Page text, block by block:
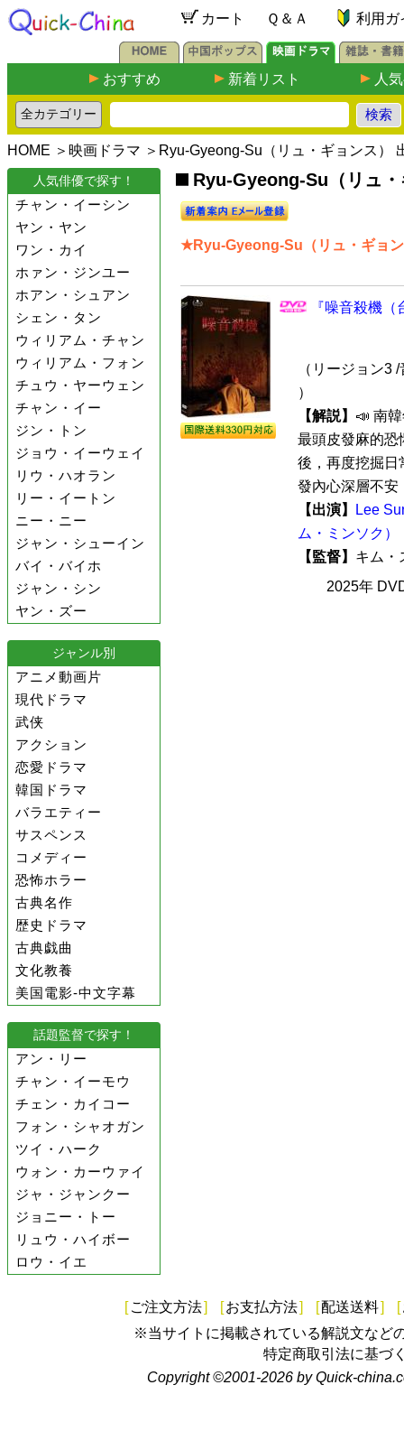
カート Ｑ＆Ａ 利用ガ
おすすめ 新着リスト 人
HOME ＞ 映画ドラマ ＞Ryu-Gyeong-Su（リュ・ギョンス）
人気俳優で探す！
チャン・イーシン
ヤン・ヤン
ワン・カイ
ホァン・ジンユー
ホアン・シュアン
シェン・タン
ウィリアム・チャン
ウィリアム・フォン
チュウ・ヤーウェン
チャン・イー
ジン・トン
ジョウ・イーウェイ
リウ・ハオラン
リー・イートン
ニー・ニー
ジャン・シューイン
バイ・バイホ
ジャン・シン
ヤン・ズー
ジャンル別
アニメ動画片
現代ドラマ
武侠
アクション
恋愛ドラマ
韓国ドラマ
バラエティー
サスペンス
コメディー
恐怖ホラー
古典名作
歴史ドラマ
古典戯曲
文化教養
美国電影-中文字幕
話題監督で探す！
アン・リー
チャン・イーモウ
チェン・カイコー
フォン・シャオガン
ツイ・ハーク
ウォン・カーウァイ
ジャ・ジャンクー
ジョニー・トー
リュウ・ハイボー
ロウ・イエ
Ryu-Gyeong-Su（リュ
★Ryu-Gyeong-Su（リュ・ギョ
『噪音殺機
（リージョン3
）
【解説】 📣 南
最頭皮發麻的恐
後，再度挖掘日
發內心深層不安
【出演】
Lee
ム・ミンソク）
【監督】 キム
2025年
[ ご注文方法] [お支払方法] [配送送料] [
※当サイトに掲載されている解説文など
特定商取引法に基づ
Copyright ©2001-2026 by Quick-